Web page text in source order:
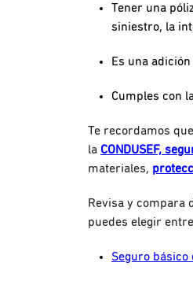
Tener una
siniestro, la
Es una
Cumples con
Te recordamos
la CONDUSEF,
materiales,
Revisa y compara
puedes elegir
Seguro básico